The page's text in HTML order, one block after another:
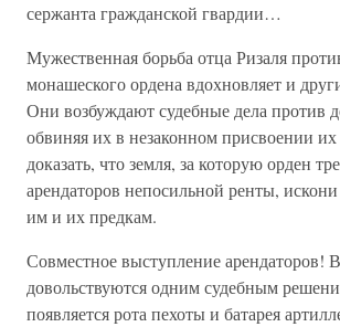
сержанта гражданской гвардии…
Мужественная борьба отца Ризаля
монашеского ордена вдохновляет и
Они возбуждают судебные дела против
обвиняя их в незаконном присвоении
доказать, что земля, за которую орден
арендаторов непосильной ренты,
им и их предкам.
Совместное выступление арендаторов!
довольствуются одним судебным
появляется рота пехоты и батарея